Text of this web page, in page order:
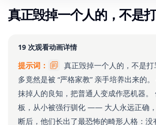
真正毁掉一个人的，不是
19 次观看动画详情
提示词：
真正毁掉一个人的，不是
多竟然是被 “严格家教” 亲手培养出来的
抹掉人的良知，把普通人变成作恶机器
板，从小被强行驯化 —— 大人永远正确
断后，他们长出了最恐怖的畸形人格：